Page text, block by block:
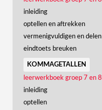
inleiding
optellen en aftrekken
vermenigvuldigen en delen
eindtoets breuken
kommagetallen
leerwerkboek groep 7 en 8
inleiding
optellen